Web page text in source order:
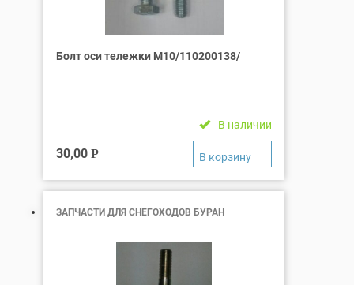
Болт оси тележки М10/110200138/
В наличии
30,00 Р
ЗАПЧАСТИ ДЛЯ СНЕГОХОДОВ БУРАН